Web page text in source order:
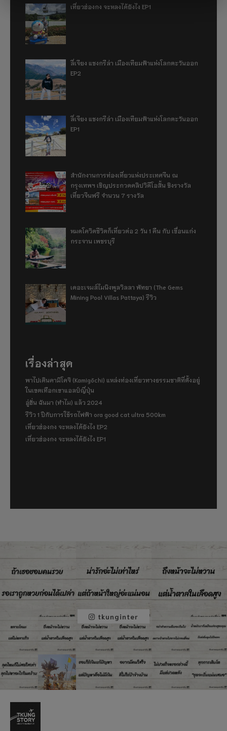
เที่ยวฮ่องกง จะหลงได้ยังไง EP1
ลี่เจียง แชงกรีล่า เมืองเทียมฟ้าแห่งโลกตะวันออก
EP2
ลี่เจียง แชงกรีล่า เมืองเทียมฟ้าแห่งโลกตะวันออก
EP1
สำนักงานการท่องเที่ยวแห่งประเทศจีน ณ
กรุงเทพฯ เชิญประกวดคลิปวิดีโอสั้น ชิงรางวัล
เที่ยวจีนฟรี จำนวน 7 รางวัล
หมดโควิดชีวิตก็เที่ยวต่อ 2 วัน 1 คืน กับ เขื่อนแก่ง
กระจาน เพชรบุรี
เดอะเจมส์ไมนิงพูลวิลลา พัทยา (The Gems
Mining Pool Villas Pattaya) รีวิว
เรื่องล่าสุด
พาไปเดินคามิโคจิ (Kamigōchi) แหล่งท่องเที่ยวทางธรรมชาติที่ตั้งอยู่
ในเขตเทือกเขาแอลป์ญี่ปุ่น
อู่ฮั่น ฉันมา (ทำไม) แล้ว 2024
รีวิว 1 ปีกับการใช้รถไฟฟ้า ora good cat ultra 500km
เที่ยวฮ่องกง จะหลงได้ยังไง EP2
เที่ยวฮ่องกง จะหลงได้ยังไง EP1
tkunginter